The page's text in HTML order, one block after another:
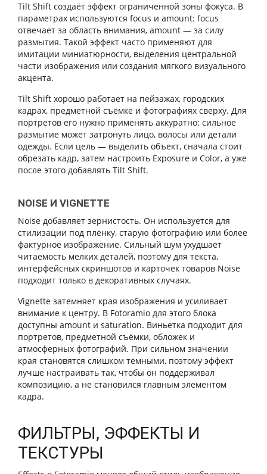
Tilt Shift создаёт эффект ограниченной зоны фокуса. В
параметрах используются focus и amount: focus
отвечает за область внимания, amount — за силу
размытия. Такой эффект часто применяют для
имитации миниатюрности, выделения центральной
части изображения или создания мягкого визуального
акцента.
Tilt Shift хорошо работает на пейзажах, городских
кадрах, предметной съёмке и фотографиях сверху. Для
портретов его нужно применять аккуратно: сильное
размытие может затронуть лицо, волосы или детали
одежды. Если цель — выделить объект, сначала стоит
обрезать кадр, затем настроить Exposure и Color, а уже
после этого добавлять Tilt Shift.
NOISE И VIGNETTE
Noise добавляет зернистость. Он используется для
стилизации под плёнку, старую фотографию или более
фактурное изображение. Сильный шум ухудшает
читаемость мелких деталей, поэтому для текста,
интерфейсных скриншотов и карточек товаров Noise
подходит только в декоративных случаях.
Vignette затемняет края изображения и усиливает
внимание к центру. В Fotoramio для этого блока
доступны amount и saturation. Виньетка подходит для
портретов, предметной съёмки, обложек и
атмосферных фотографий. При сильном значении
края становятся слишком тёмными, поэтому эффект
лучше настраивать так, чтобы он поддерживал
композицию, а не становился главным элементом
кадра.
ФИЛЬТРЫ, ЭФФЕКТЫ И
ТЕКСТУРЫ